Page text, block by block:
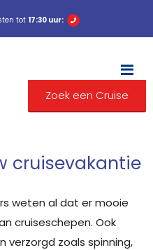
tot 17:30 uur:
Zoek een Cruise
cruisevakantie
weten al dat er mooie
cruiseschepen. Ook
verzorgd zoals spinning,